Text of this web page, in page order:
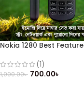
Nokia 1280 Best Feature
(1)
1,000.00৳ 700.00৳